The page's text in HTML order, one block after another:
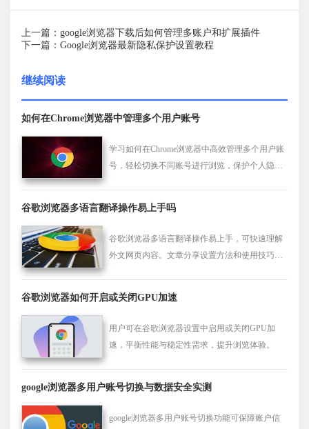
上一篇：google浏览器下载后如何管理多账户和扩展插件
下一篇：Google浏览器最新隐私保护设置教程
继续阅读
如何在Chrome浏览器中管理多个用户账号
学习如何在Chrome浏览器中高效管理多个用户账
号，轻松切换不同账号进行浏览，保护个人隐
谷歌浏览器多语言翻译操作易上手吗
谷歌浏览器多语言翻译操作易上手，可快速理解
外文网页内容。文章分享设置方法和使用技巧，
谷歌浏览器如何开启或关闭GPU加速
用户可在谷歌浏览器设置中启用或关闭GPU加
速，平衡性能与稳定性需求，提升浏览体验。
google浏览器多用户账号切换与数据安全实测
google浏览器多用户账号切换功能可保障账户信